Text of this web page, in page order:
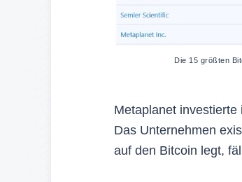
Die 15 größten
Metaplanet
Das Unternehmen
auf den Bitcoin legt,